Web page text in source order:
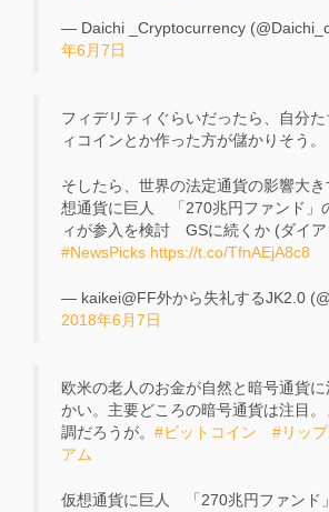
— Daichi _Cryptocurrency
年6月7日
フィデリティぐらいだったら、自分
ィコインとか作った方が儲かりそう。
そしたら、世界の法定通貨の影響大
想通貨に巨人 「270兆円ファンド」
ィが参入を検討 GSに続くか (ダイア
#NewsPicks https://t.co/TfnAEjA8c8
— kaikei@FF外から失礼するJK2.0
2018年6月7日
欧米の老人のお金が自然と暗号通貨
かい。主要どころの暗号通貨は注目
調だろうが。 #ビットコイン #リッ
アム
仮想通貨に巨人 「270兆円ファンド